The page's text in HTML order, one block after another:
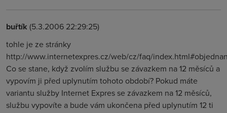
buřtík (5.3.2006 22:29:25)
tohle je ze stránky
http://www.internetexpres.cz/web/cz/faq/
Co se stane, když zvolím službu se závazkem na 12 měsíců a
vypovím ji před uplynutím tohoto období? Pokud máte
variantu služby Internet Expres se závazkem na 12 měsíců,
službu vypovíte a bude vám ukončena před uplynutím 12 ti